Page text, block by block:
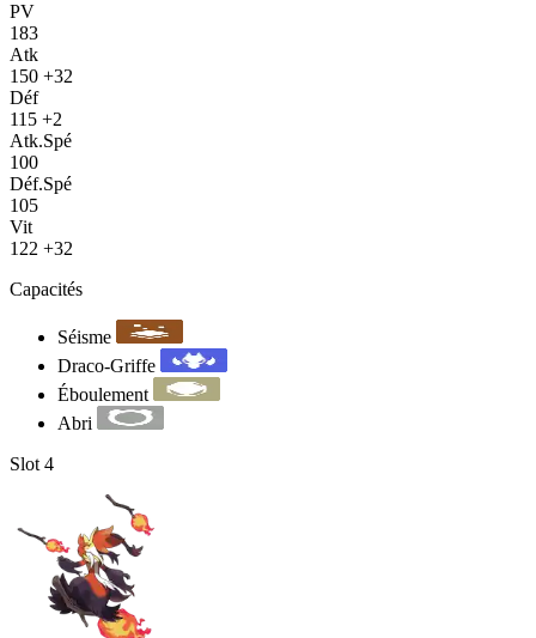
PV
183
Atk
150 +32
Déf
115 +2
Atk.Spé
100
Déf.Spé
105
Vit
122 +32
Capacités
Séisme
Draco-Griffe
Éboulement
Abri
Slot 4